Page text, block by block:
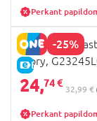
Perkant
-25%
E-KAINA
PLAY DOH
Story,
24,74 €
32,99 €
Perkant